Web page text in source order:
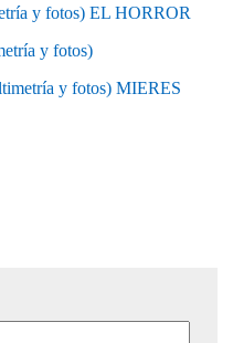
y fotos) EL HORROR
y fotos)
y fotos) MIERES